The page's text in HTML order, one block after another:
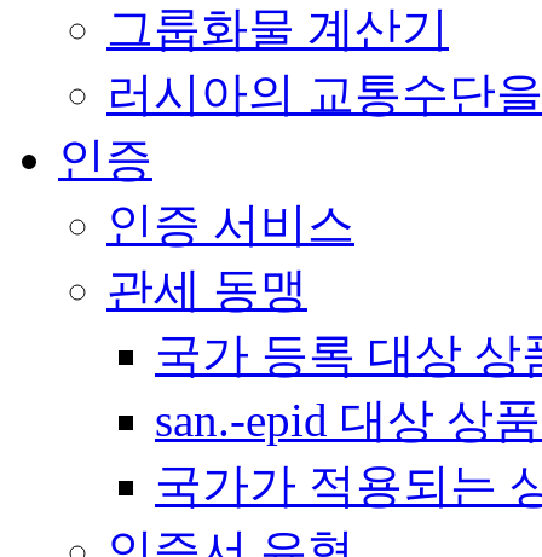
그룹화물 계산기
러시아의 교통수단
인증
인증 서비스
관세 동맹
국가 등록 대상 상
san.-epid 대상 상
국가가 적용되는